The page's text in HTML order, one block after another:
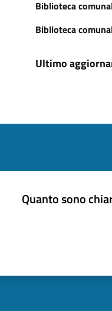
Biblioteca
Biblioteca
Ultimo
Quanto sono